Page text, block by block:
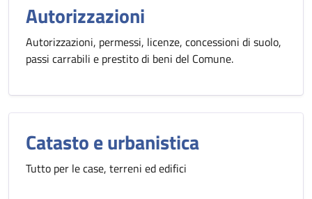
Autorizzazioni
Autorizzazioni, permessi, licenze, concessioni di suolo,
passi carrabili e prestito di beni del Comune.
Catasto e urbanistica
Tutto per le case, terreni ed edifici